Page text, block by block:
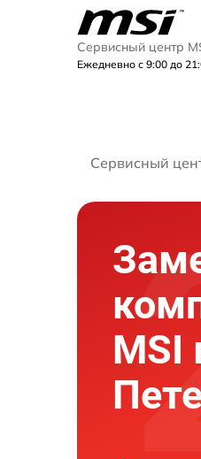
Сервисный центр
Ежедневно с 9:00 до
Сервисный
MSI